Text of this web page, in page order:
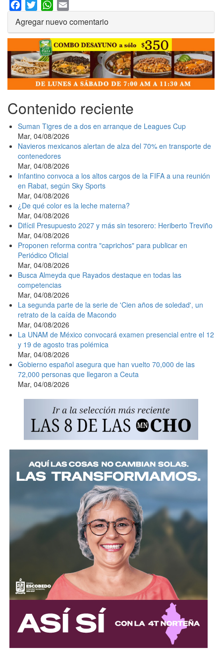
Facebook
TwitterWhatsApp
Agregar nuevo comentario
Contenido reciente
Suman Tigres de a dos en arranque de Leagues Cup
Mar, 04/08/2026
Navieros mexicanos alertan de alza del 70% en transporte de
contenedores
Mar, 04/08/2026
Infantino convoca a los altos cargos de la FIFA a una reunión
en Rabat, según Sky Sports
Mar, 04/08/2026
¿De qué color es la leche materna?
Mar, 04/08/2026
Difícil Presupuesto 2027 y más sin tesorero: Heriberto Treviño
Mar, 04/08/2026
Proponen reforma contra "caprichos" para publicar en
Periódico Oficial
Mar, 04/08/2026
Busca Almeyda que Rayados destaque en todas las
competencias
Mar, 04/08/2026
La segunda parte de la serie de 'Cien años de soledad', un
retrato de la caída de Macondo
Mar, 04/08/2026
La UNAM de México convocará examen presencial entre el 12
y 19 de agosto tras polémica
Mar, 04/08/2026
Gobierno español asegura que han vuelto 70,000 de las
72,000 personas que llegaron a Ceuta
Mar, 04/08/2026